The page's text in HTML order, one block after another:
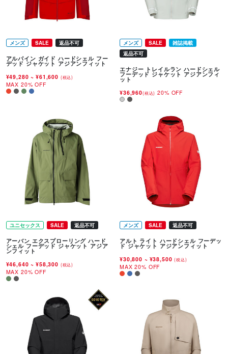
メンズ SALE 返品不可
アルパイン ガイド ハードシェル フー
デッド ジャケット アジアンフィット
¥49,280~ ¥61,600 (税込)
MAX 20% OFF
メンズ SALE
雑誌掲載
返品不可
エナジー トレイルラン ハードシェル
フーデッド ジャケット アジアンフィ
ット
¥36,960(税込) 20% OFF
ユニセックス SALE 返品不可
アーバン エクスプローリング ハード
シェル フーデッド ジャケット アジア
ンフィット
¥46,640~ ¥58,300 (税込)
MAX 20% OFF
メンズ SALE 返品不可
アルト ライト ハードシェル フーデッ
ド ジャケット アジアンフィット
¥30,800 ~ ¥38,500(税込)
MAX 20% OFF